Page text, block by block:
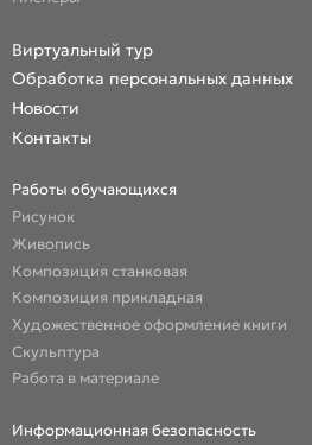
Виртуальный тур
Обработка персональных данных
Новости
Контакты
Работы обучающихся
Рисунок
Живопись
Композиция станковая
Композиция прикладная
Художественное оформление книги
Скульптура
Работа в материале
Информационная безопасность